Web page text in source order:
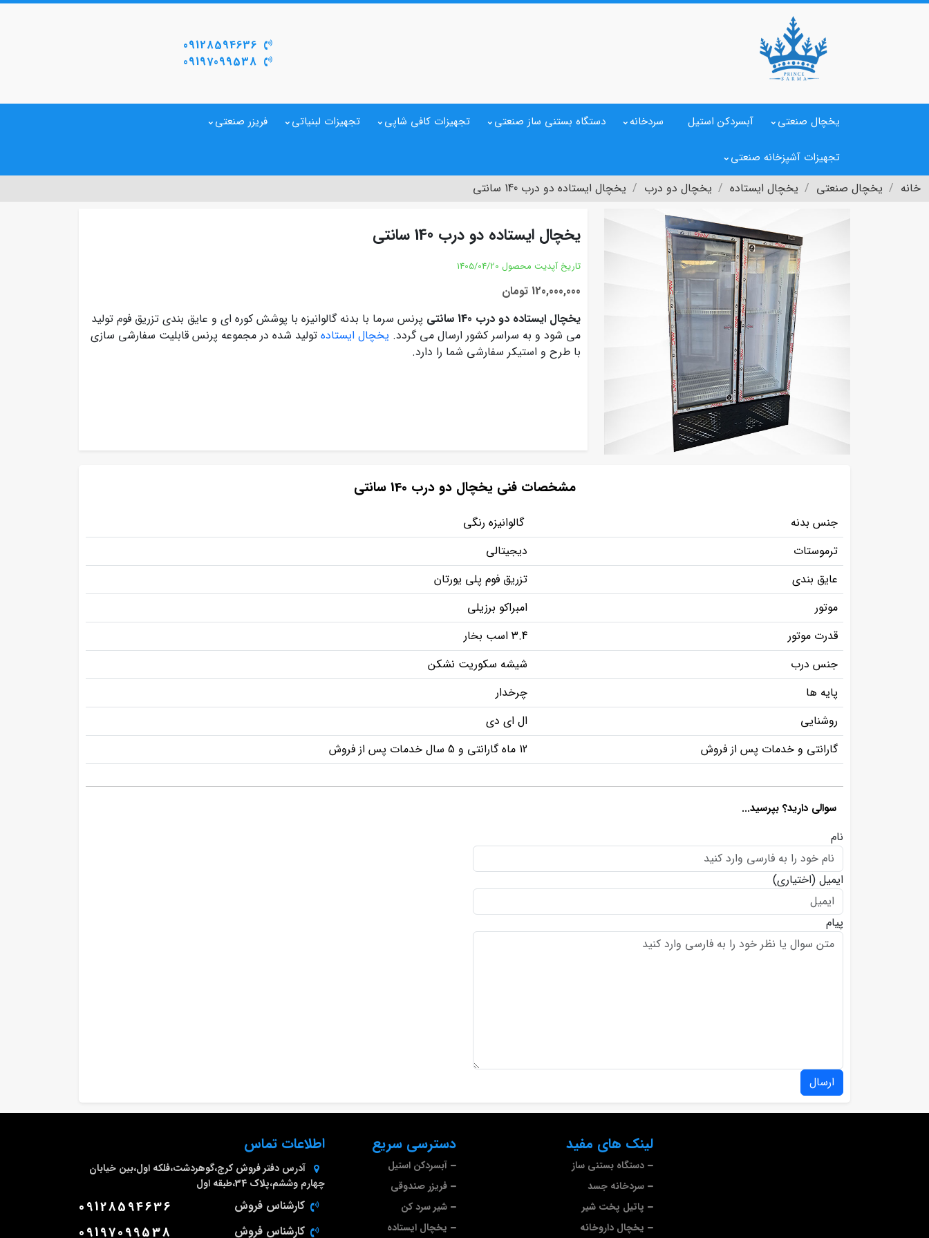
09128594636
09197099538
یخچال صنعتی آبسردکن استیل سردخانه دستگاه بستنی ساز صنعتی تجهیزات کافی شاپی تجهیزات لبنیاتی فریزر صنعتی
تجهیزات آشپزخانه صنعتی
خانه یخچال صنعتی یخچال ایستاده یخچال دو درب یخچال ایستاده دو درب 140 سانتی
یخچال ایستاده دو درب 140 سانتی
تاریخ آپدیت محصول 1405/04/20
120,000,000 تومان
یخچال ایستاده دو درب 140 سانتی
پرنس سرما با بدنه گالوانیزه با پوشش کوره ای و عایق بندی تزریق فوم تولید
می شود و به سراسر کشور ارسال می گردد. یخچال ایستاده تولید شده در مجموعه پرنس قابلیت سفارشی سازی
با طرح و استیکر سفارشی شما را دارد.
مشخصات فنی یخچال دو درب 140 سانتی
جنس بدنه
گالوانیزه رنگی
ترموستات
دیجیتالی
عایق بندی
تزریق فوم پلی یورتان
موتور
امبراکو برزیلی
قدرت موتور
3.4 اسب بخار
جنس درب
شیشه سکوریت نشکن
پایه ها
چرخدار
روشنایی
ال ای دی
گارانتی و خدمات پس از فروش
12 ماه گارانتی و 5 سال خدمات پس از فروش
سوالی دارید؟ بپرسید...
نام
ایمیل (اختیاری)
پیام
ارسال
لینک های مفید
دستگاه بستنی ساز
سردخانه جسد
پاتیل پخت شیر
یخچال داروخانه
دسترسی سریع
آبسردکن استیل
فریزر صندوقی
شیر سرد کن
یخچال ایستاده
اطلاعات تماس
آدرس دفتر فروش کرج،گوهردشت،فلکه اول،بین خیابان
چهارم وششم،پلاک 34،طبقه اول
کارشناس فروش 09128594636
کارشناس فروش 09197099538